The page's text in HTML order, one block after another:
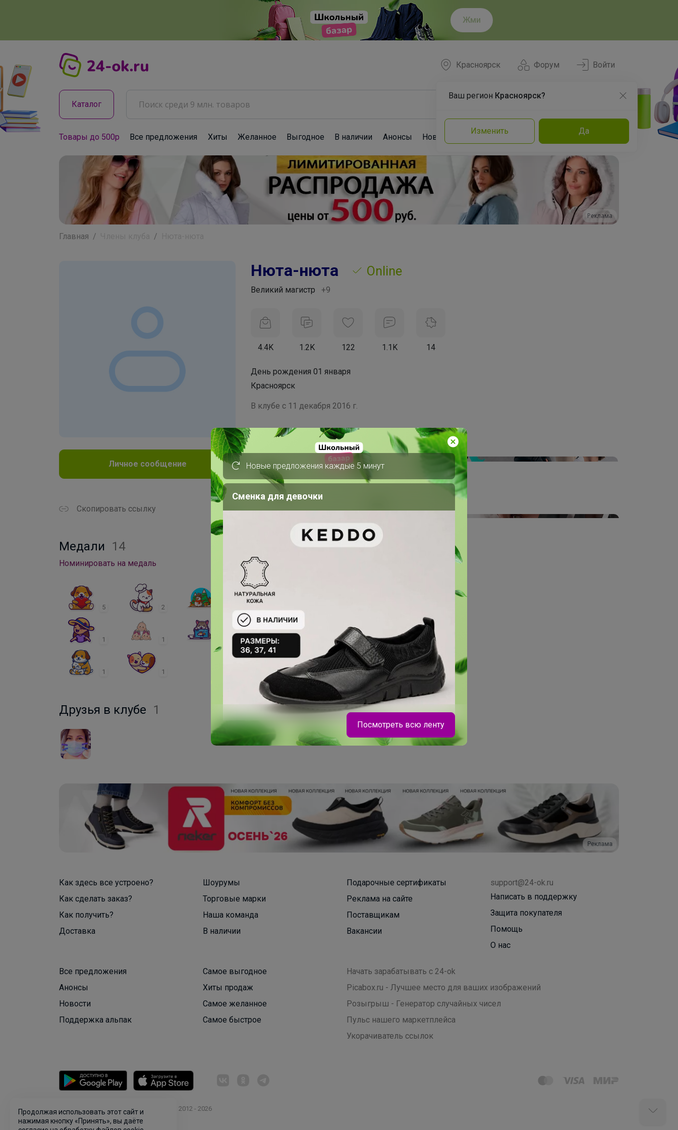
Жми
Форум
Красноярск
Ваш регион Красноярск?
Изменить Да
Войти
Каталог
Товары до 500р Все предложения Хиты Желанное Выгодное В наличии Анонсы Новости Команда Эксперты
Реклама
Главная
Личное сообщение
Скопировать ссылку
Медали 14
Номинировать на медаль
5 2
1 1
1 1
Друзья в клубе 1
Нюта-нюта Online
Великий магистр +9
4.4K 1.2K 122 1.1K 14
День рождения 01 января
Красноярск
В клубе с 11 декабря 2016 г.
Реклама
Как здесь все устроено?
Как сделать заказ?
Как получить?
Доставка
Шоурумы
Торговые марки
Наша команда
В наличии
Подарочные сертификаты
Реклама на сайте
Поставщикам
Вакансии
support@24-ok.ru
Написать в поддержку
Защита покупателя
Помощь
О нас
Все предложения
Анонсы
Новости
Поддержка альпак
Самое выгодное
Хиты продаж
Самое желанное
Самое быстрое
Начать зарабатывать с 24-ok
Picabox.ru - Лучшее место для ваших изображений
Розыгрыш - Генератор случайных чисел
Пульс нашего маркетплейса
Укорачиватель ссылок
© ООО "Лявита", ОГРН 1122468054070, 2012 - 2026
Политика конфиденциальности
Новые предложения каждые 5 минут
Сменка для девочки
Стильные школьные рюкзаки и аксессуары,
которые точно выделят среди остальных — по
приятным ценам
Посмотреть всю ленту
Продолжая использовать этот сайт и
нажимая кнопку «Принять», вы даёте